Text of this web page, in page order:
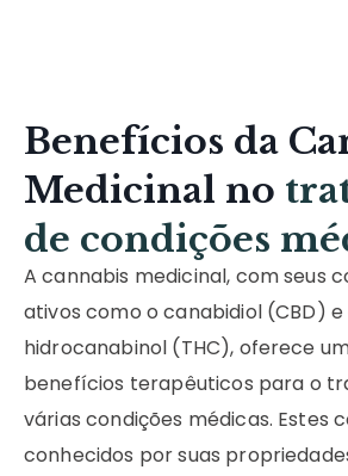
Benefícios da
Medicinal no
de condições
A cannabis medicinal, com seus
ativos como o canabidiol (CBD)
hidrocanabinol (THC), oferece
benefícios terapêuticos para o
várias condições médicas. Estes
conhecidos por suas